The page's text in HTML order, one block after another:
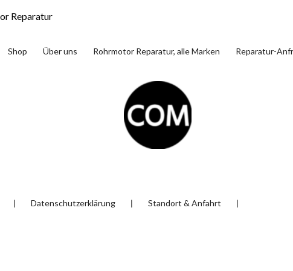
Reparatur
Shop Über uns Rohrmotor Reparatur, alle Marken Reparatur-
❘ Datenschutzerklärung ❘ Standort & Anfahrt ❘